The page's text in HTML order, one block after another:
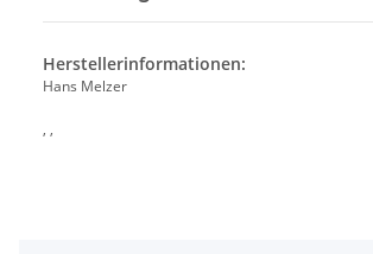
Herstellerinformationen:
Hans Melzer
, ,